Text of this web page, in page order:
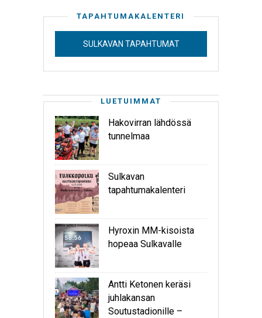
TAPAHTUMAKALENTERI
SULKAVAN TAPAHTUMAT
LUETUIMMAT
Hakovirran lähdössä
tunnelmaa
Sulkavan
tapahtumakalenteri
Hyroxin MM-kisoista
hopeaa Sulkavalle
Antti Ketonen keräsi
juhlakansan
Soutustadionille –